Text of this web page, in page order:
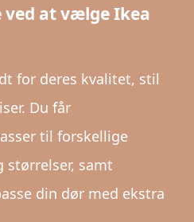
ved at vælge Ikea
for deres kvalitet, stil
Du får
til forskellige
størrelser, samt
din dør med ekstra